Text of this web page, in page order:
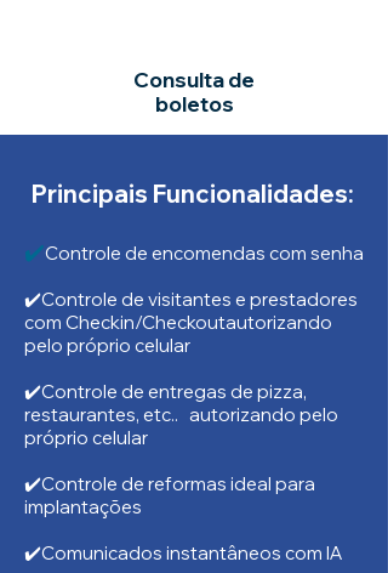
Consulta de
boletos
Principais Funcionalidades:
✔️Controle de encomendas com senha
✔️Controle de visitantes e prestadores
com Checkin/Checkoutautorizando
pelo próprio celular
✔️Controle de entregas de pizza,
restaurantes, etc.. autorizando pelo
próprio celular
✔️Controle de reformas ideal para
implantações
✔️Comunicados instantâneos com IA